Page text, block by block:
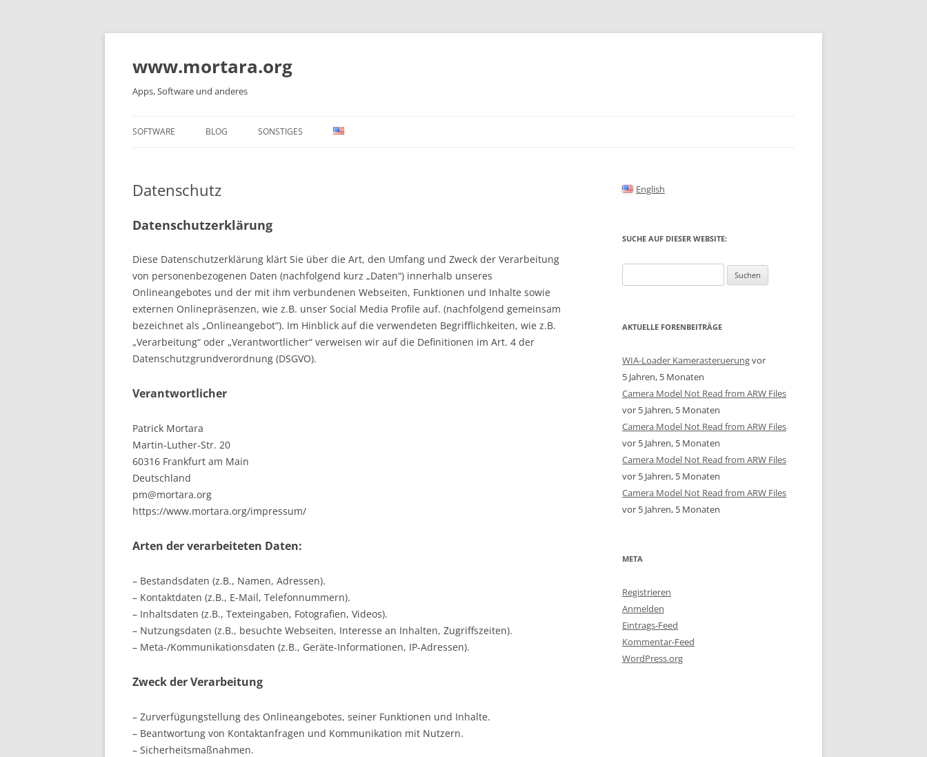
www.mortara.org
Apps, Software und anderes
SOFTWARE BLOG SONSTIGES
Datenschutz
Datenschutzerklärung
Diese Datenschutzerklärung klärt Sie über die Art, den Umfang und Zweck der Verarbeitung
von personenbezogenen Daten (nachfolgend kurz „Daten“) innerhalb unseres
Onlineangebotes und der mit ihm verbundenen Webseiten, Funktionen und Inhalte sowie
externen Onlinepräsenzen, wie z.B. unser Social Media Profile auf. (nachfolgend gemeinsam
bezeichnet als „Onlineangebot“). Im Hinblick auf die verwendeten Begrifflichkeiten, wie z.B.
„Verarbeitung“ oder „Verantwortlicher“ verweisen wir auf die Definitionen im Art. 4 der
Datenschutzgrundverordnung (DSGVO).
Verantwortlicher
Patrick Mortara
Martin-Luther-Str. 20
60316 Frankfurt am Main
Deutschland
pm@mortara.org
https://www.mortara.org/impressum/
Arten der verarbeiteten Daten:
– Bestandsdaten (z.B., Namen, Adressen).
– Kontaktdaten (z.B., E-Mail, Telefonnummern).
– Inhaltsdaten (z.B., Texteingaben, Fotografien, Videos).
– Nutzungsdaten (z.B., besuchte Webseiten, Interesse an Inhalten, Zugriffszeiten).
– Meta-/Kommunikationsdaten (z.B., Geräte-Informationen, IP-Adressen).
Zweck der Verarbeitung
– Zurverfügungstellung des Onlineangebotes, seiner Funktionen und Inhalte.
– Beantwortung von Kontaktanfragen und Kommunikation mit Nutzern.
– Sicherheitsmaßnahmen.
English
SUCHE AUF DIESER WEBSITE:
nach:
AKTUELLE FORENBEITRÄGE
WIA-Loader Kamerasteruerungvor
5 Jahren, 5 Monaten
Camera Model Not Read from ARW Files
vor 5 Jahren, 5 Monaten
Camera Model Not Read from ARW Files
vor 5 Jahren, 5 Monaten
Camera Model Not Read from ARW Files
vor 5 Jahren, 5 Monaten
Camera Model Not Read from ARW Files
vor 5 Jahren, 5 Monaten
META
Registrieren
Anmelden
Eintrags-Feed
Kommentar-Feed
WordPress.org